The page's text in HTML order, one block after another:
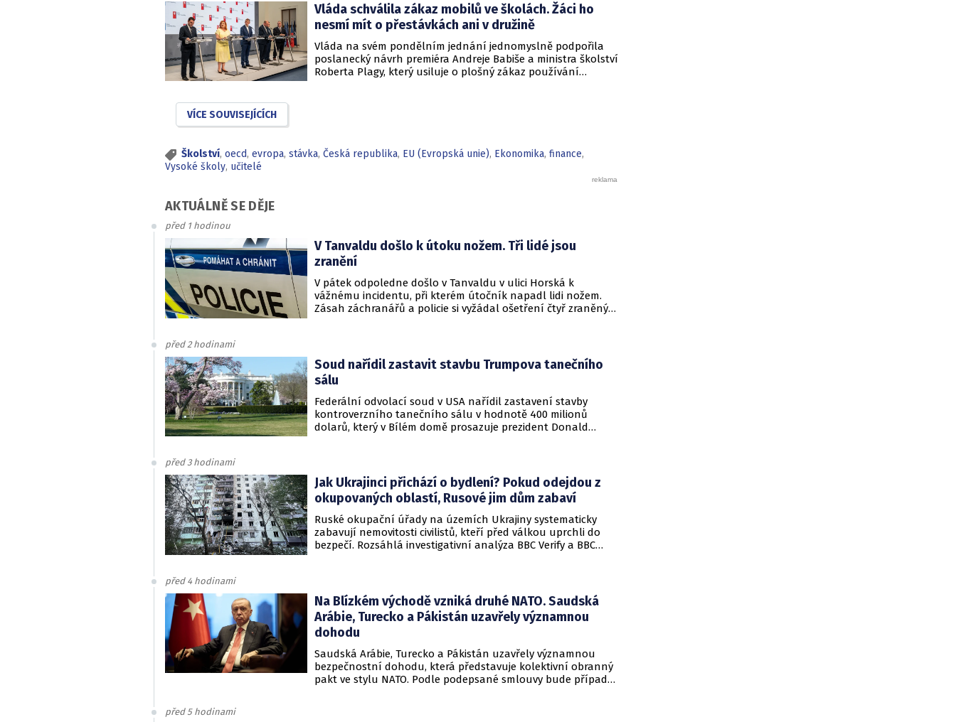
Ministr Robert Plaga tyto myšlenky v rozhovoru pro
Radiožurnál označil za pouhou nekoncepční iniciativu a
sezónní politický výstřelek, který neodpovídá realitě a nemá
se odborné o co opřít.
Vláda schválila zákaz mobilů ve školách. Žáci ho
nesmí mít o přestávkách ani v družině
Vláda na svém pondělním jednání jednomyslně podpořila
poslanecký návrh premiéra Andreje Babiše a ministra školství
Roberta Plagy, který usiluje o plošný zákaz používání
dosavadní dobrovolný přístup nepřinesl dostatečné
výsledky.
VÍCE SOUVISEJÍCÍCH
Školství, oecd, evropa, stávka, Česká republika, EU (Evropská unie), Ekonomika, finance,
Vysoké školy, učitelé
AKTUÁLNĚ SE DĚJE
před 1 hodinou
V Tanvaldu došlo k útoku nožem. Tři lidé jsou
zranění
V pátek odpoledne došlo v Tanvaldu v ulici Horská k
vážnému incidentu, při kterém útočník napadl lidi nožem.
Zásah záchranářů a policie si vyžádal ošetření čtyř zraněných
před 2 hodinami
Soud nařídil zastavit stavbu Trumpova tanečního
sálu
Federální odvolací soud v USA nařídil zastavení stavby
kontroverzního tanečního sálu v hodnotě 400 milionů
dolarů, který v Bílém domě prosazuje prezident Donald
před 3 hodinami
Jak Ukrajinci přichází o bydlení? Pokud odejdou z
okupovaných oblastí, Rusové jim dům zabaví
Ruské okupační úřady na územích Ukrajiny systematicky
zabavují nemovitosti civilistů, kteří před válkou uprchli do
bezpečí. Rozsáhlá investigativní analýza BBC Verify a BBC
před 4 hodinami
Na Blízkém východě vzniká druhé NATO. Saudská
Arábie, Turecko a Pákistán uzavřely významnou
dohodu
Saudská Arábie, Turecko a Pákistán uzavřely významnou
bezpečnostní dohodu, která představuje kolektivní obranný
pakt ve stylu NATO. Podle podepsané smlouvy bude případný
před 5 hodinami